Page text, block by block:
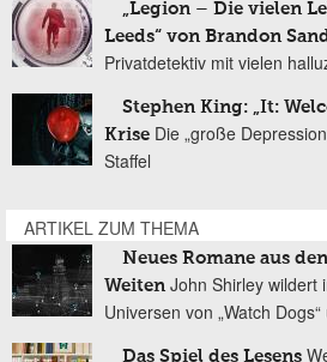
„Legion – Die vielen
Leeds“ von Brandon
Privatdetektiv mit vielen
Stephen King: „It:
Krise Die „große
Staffel
ARTIKEL ZUM THEMA
Neues Romane aus
Weiten John Shirley wildert
Universen von „Watch Dogs“
Das Spiel des Lesens